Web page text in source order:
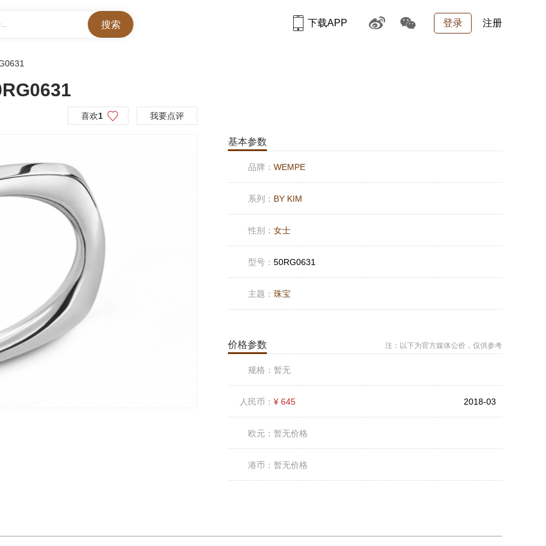
登录 注册
下载APP
喜欢1 我要点评
基本参数
品牌： WEMPE
系列： BY KIM
性别： 女士
型号： 50RG0631
主题： 珠宝
价格参数 注：以下为官方媒体公价，仅供参考
规格： 暂无
人民币： ¥ 645 2018-03
欧元： 暂无价格
港币： 暂无价格